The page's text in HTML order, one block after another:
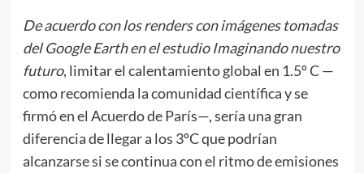
De acuerdo con los renders con imágenes tomadas
del Google Earth en el estudio Imaginando nuestro
futuro, limitar el calentamiento global en 1.5º C —
como recomienda la comunidad científica y se
firmó en el Acuerdo de París—, sería una gran
diferencia de llegar a los 3ºC que podrían
alcanzarse si se continua con el ritmo de emisiones